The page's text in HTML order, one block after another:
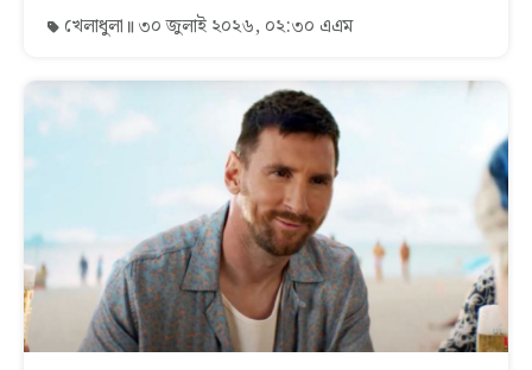
খেলাধুলা ৩০ জুলাই ২০২৬, ০২:৩০ এএম